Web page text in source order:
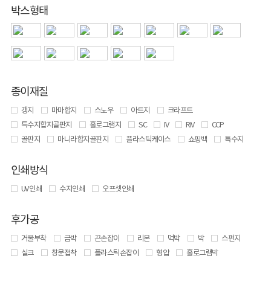
박스형태
종이재질
갱지 마마합지 스노우 아트지
크라프트
특수지합지골판지
홀로그램지 SC IV RIV
CCP
골판지
마니라합지골판지 플라스틱케이스 쇼핑백 특수지
인쇄방식
UV 인쇄 수지인쇄 오프셋인쇄
후가공
거울부착 금박 끈손잡이 리본 먹박 박
스펀지
실크
창문접착 플라스틱손잡이 형압 홀로그램박